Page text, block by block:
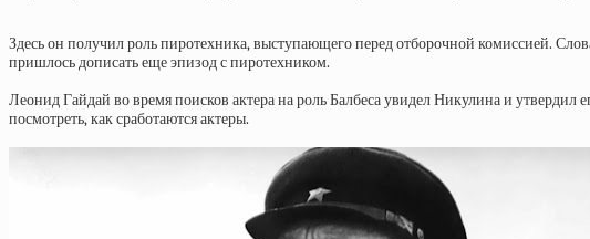
Здесь он получил роль пиротехника, выступающего перед отборочной комиссией.
пришлось дописать еще эпизод с пиротехником.
Леонид Гайдай во время поисков актера на роль Балбеса увидел Никулина и утвердил
посмотреть, как сработаются актеры.